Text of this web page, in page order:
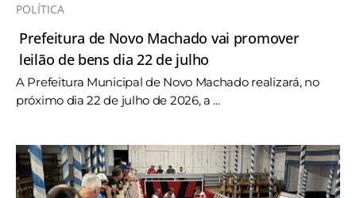
POLÍTICA
Prefeitura de Novo Machado vai promover
leilão de bens dia 22 de julho
A Prefeitura Municipal de Novo Machado realizará, no
próximo dia 22 de julho de 2026, a ...